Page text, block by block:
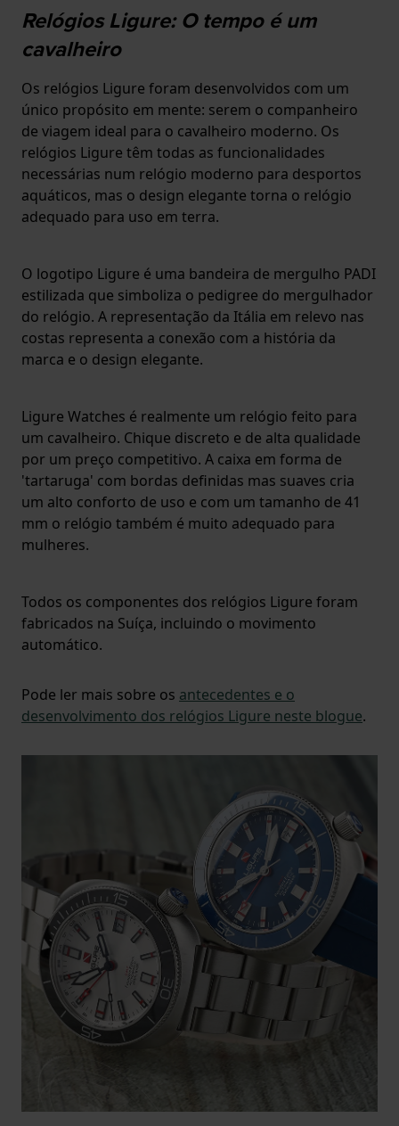
Relógios Ligure: O tempo é um
cavalheiro
Os relógios Ligure foram desenvolvidos com um
único propósito em mente: serem o companheiro
de viagem ideal para o cavalheiro moderno. Os
relógios Ligure têm todas as funcionalidades
necessárias num relógio moderno para desportos
aquáticos, mas o design elegante torna o relógio
adequado para uso em terra.
O logotipo Ligure é uma bandeira de mergulho PADI
estilizada que simboliza o pedigree do mergulhador
do relógio. A representação da Itália em relevo nas
costas representa a conexão com a história da
marca e o design elegante.
Ligure Watches é realmente um relógio feito para
um cavalheiro. Chique discreto e de alta qualidade
por um preço competitivo. A caixa em forma de
'tartaruga' com bordas definidas mas suaves cria
um alto conforto de uso e com um tamanho de 41
mm o relógio também é muito adequado para
mulheres.
Todos os componentes dos relógios Ligure foram
fabricados na Suíça, incluindo o movimento
automático.
Pode ler mais sobre os antecedentes e o
desenvolvimento dos relógios Ligure neste blogue.